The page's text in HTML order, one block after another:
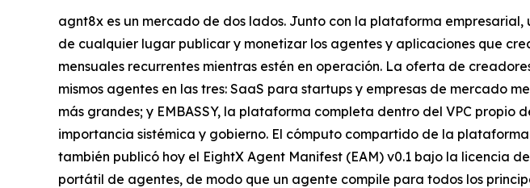
agnt8x es un mercado de dos lados. Junto con la plataforma
de cualquier lugar publicar y monetizar los agentes y aplicaciones que
mensuales recurrentes mientras estén en operación. La oferta de
mismos agentes en las tres: SaaS para startups y empresas de mercado
más grandes; y EMBASSY, la plataforma completa dentro del VPC
importancia sistémica y gobierno. El cómputo compartido de la
también publicó hoy el EightX Agent Manifest (EAM) v0.1 bajo la licencia
portátil de agentes, de modo que un agente compile para todos los